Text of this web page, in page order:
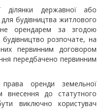
державної або
будівництва житлового
орендарем за згодою
розпочате, на
первинним договором
передбачено первинним
оренди земельної
внесення до статутного
виключно користувач